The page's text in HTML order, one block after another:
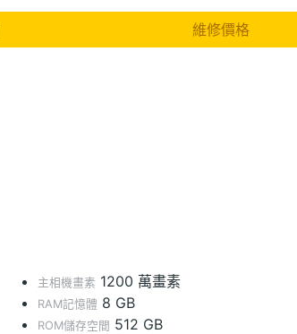
維修價格
主相機畫素 1200 萬畫素
RAM記憶體 8 GB
ROM儲存空間 512 GB